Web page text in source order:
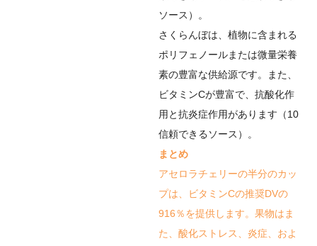
ソース ）。
さくらんぼは、植物に含まれる
ポリフェノールまたは微量栄養
素の豊富な供給源です。また、
ビタミンCが豊富で、抗酸化作
用と抗炎症作用があります（10
信頼できるソース ）。
まとめ
アセロラチェリーの半分のカッ
プは、ビタミンCの推奨DVの
916％を提供します。果物はま
た、酸化ストレス、炎症、およ